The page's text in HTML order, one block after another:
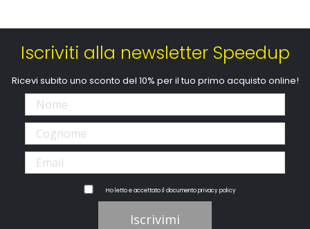
Iscriviti alla newsletter Speedup
Ricevi subito uno sconto del 10% per il tuo primo acquisto online!
Ho letto e accettato il documentoprivacy policy
Iscrivimi